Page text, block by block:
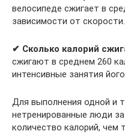
велосипеде сжигает в
зависимости от скорости.
✔ Сколько калорий
сжигают в среднем 260
интенсивные занятия
Для выполнения одной и
нетренированные люди
количество калорий, чем